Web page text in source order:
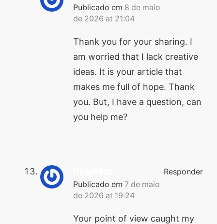
Publicado em 8 de maio
de 2026 at 21:04
Thank you for your sharing. I
am worried that I lack creative
ideas. It is your article that
makes me full of hope. Thank
you. But, I have a question, can
you help me?
Publicado em 7 de maio
de 2026 at 19:24
Responder
Your point of view caught my